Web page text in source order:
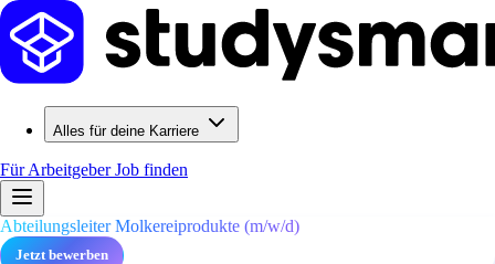
Alles für deine Karriere
Für ArbeitgeberJob finden
Abteilungsleiter Molkereiprodukte (m/w/d)
Jetzt bewerben